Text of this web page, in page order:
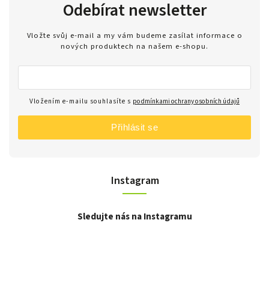
Instagram
Sledujte nás na Instagramu
Odebírat newsletter
Vložte svůj e-mail a my vám budeme zasílat informace o
nových produktech na našem e-shopu.
Vložením e-mailu souhlasíte s podmínkami ochrany osobních údajů
Přihlásit se